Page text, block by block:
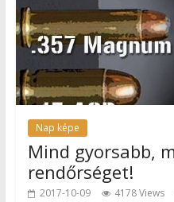
Nap képe
Mind gyorsabb,
rendőrséget!
2017-10-09 4178 Views